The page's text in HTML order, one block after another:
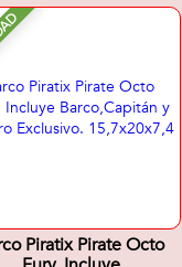
Piratix Pirate Octo